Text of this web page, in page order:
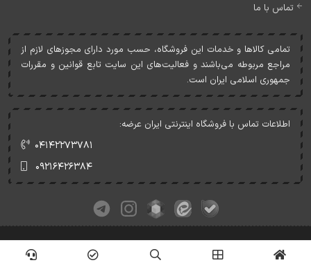
تماس با ما
تمامی کالاها و خدمات اين فروشگاه، حسب مورد دارای مجوزهای لازم از
مراجع مربوطه می‌باشند و فعاليت‌های اين سايت تابع قوانين و مقررات
جمهوری اسلامی ايران است.
اطلاعات تماس با فروشگاه اینترنتی ایران عرضه:
۰۴۱۴۲۲۷۳۷۸۱
۰۹۲۱۶۴۲۶۳۸۴